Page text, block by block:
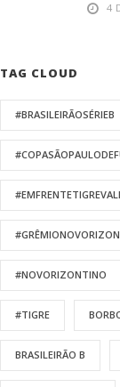
4
TAG CLOUD
#BRASILEIRÃOSÉRIEB
#NOVORIZONTINO
#TIGRE
BRASILEIRÃO B